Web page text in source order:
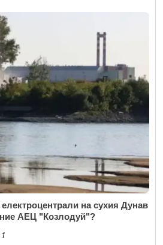
на сухия Дунав
АЕЦ "Козлодуй"?
1